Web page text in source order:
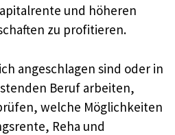
und höheren
zu profitieren.
angeschlagen sind oder in
Beruf arbeiten,
welche Möglichkeiten
Reha und